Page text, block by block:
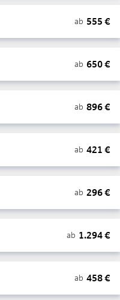
ab 555 €
ab 650€
ab 896€
ab 421 €
ab 296€
ab 1.294€
ab 458€